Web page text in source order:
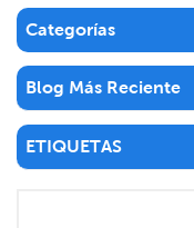
Categorías
Blog Más Reciente
ETIQUETAS